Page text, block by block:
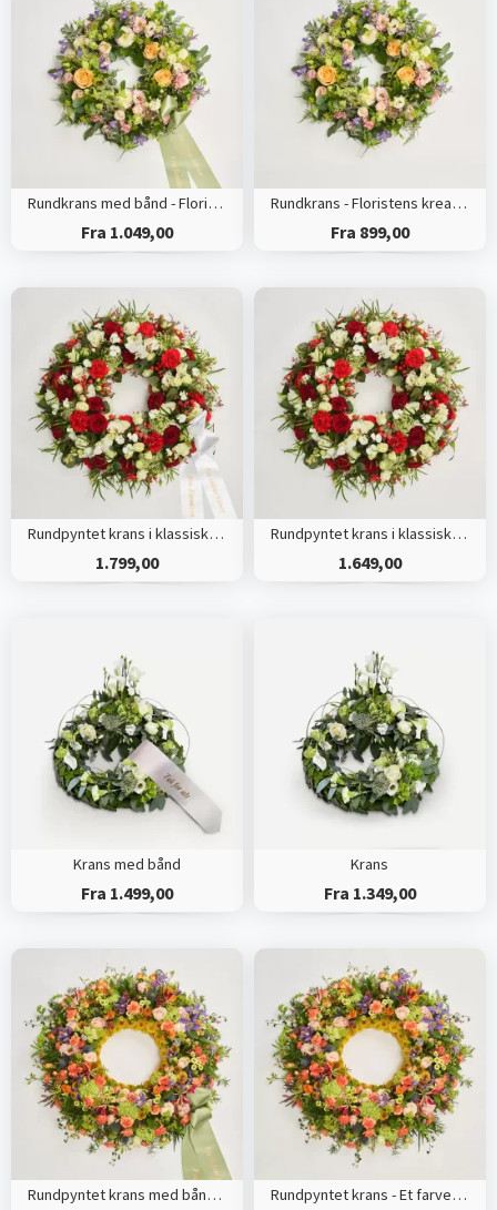
Rundkrans med bånd - Floristens kreative valg
Fra 1.049,00
Rundkrans - Floristens kreative valg
Fra 899,00
Rundpyntet krans i klassisk stil med bånd
1.799,00
Rundpyntet krans i klassisk stil - rød og hvid
1.649,00
Krans med bånd
Fra 1.499,00
Krans
Fra 1.349,00
Rundpyntet krans med bånd - Et farverigt farvel Rundpyntet krans - Et farverigt farvel